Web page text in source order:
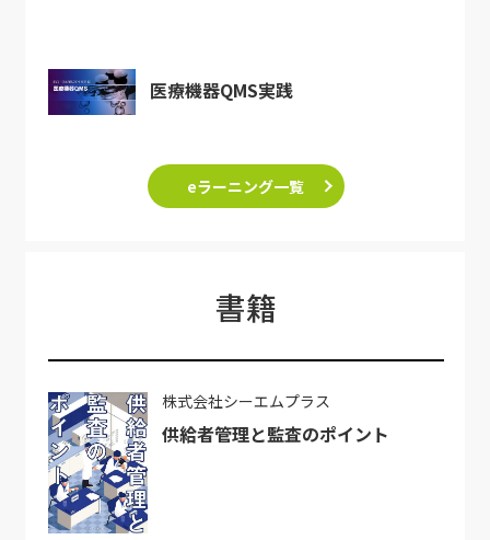
医療機器QMS実践
eラーニング一覧
書籍
株式会社シーエムプラス
供給者管理と監査のポイント